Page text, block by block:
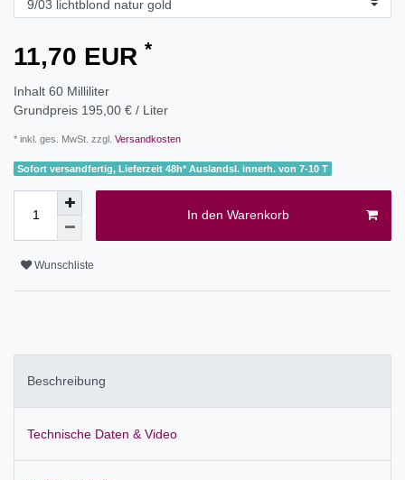
11,70 EUR *
Inhalt 60 Milliliter
Grundpreis 195,00 € / Liter
* inkl. ges. MwSt. zzgl. Versandkosten
Sofort versandfertig, Lieferzeit 48h* Auslandsl. innerh. von 7-10 T
In den Warenkorb
Wunschliste
Beschreibung
Technische Daten & Video